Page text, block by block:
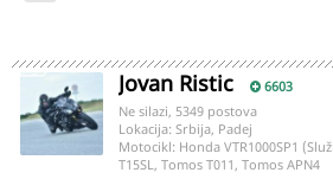
Jovan Ristic 6603
Ne silazi, 5349 postova
Lokacija: Srbija, Padej
Motocikl: Honda VTR1000SP1
T15SL, Tomos T011, Tomos APN4